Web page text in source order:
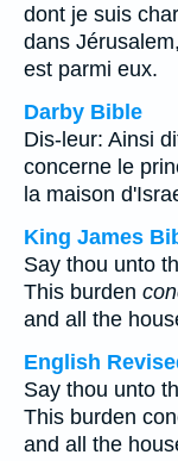
dont je suis
dans
est parmi eux.
Darby Bible
Dis-leur: Ainsi
concerne le
la maison
King James
Say thou unto
This burden
and all the
English
Say thou unto
This burden
and all the